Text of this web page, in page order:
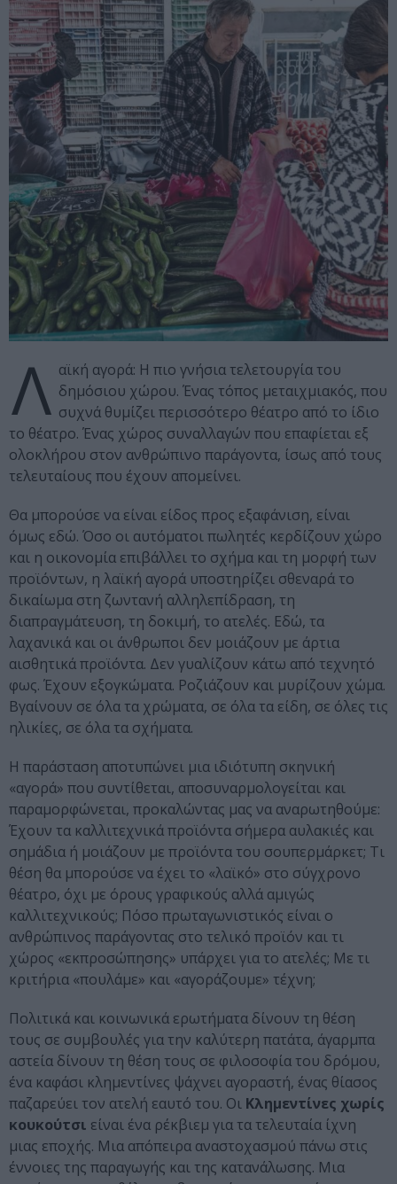
Λ αϊκή αγορά: Η πιο γνήσια τελετουργία του
δημόσιου χώρου. Ένας τόπος μεταιχμιακός, που
συχνά θυμίζει περισσότερο θέατρο από το ίδιο
το θέατρο. Ένας χώρος συναλλαγών που επαφίεται εξ
ολοκλήρου στον ανθρώπινο παράγοντα, ίσως από τους
τελευταίους που έχουν απομείνει.
Θα μπορούσε να είναι είδος προς εξαφάνιση, είναι
όμως εδώ. Όσο οι αυτόματοι πωλητές κερδίζουν χώρο
και η οικονομία επιβάλλει το σχήμα και τη μορφή των
προϊόντων, η λαϊκή αγορά υποστηρίζει σθεναρά το
δικαίωμα στη ζωντανή αλληλεπίδραση, τη
διαπραγμάτευση, τη δοκιμή, το ατελές. Εδώ, τα
λαχανικά και οι άνθρωποι δεν μοιάζουν με άρτια
αισθητικά προϊόντα. Δεν γυαλίζουν κάτω από τεχνητό
φως. Έχουν εξογκώματα. Ροζιάζουν και μυρίζουν χώμα.
Βγαίνουν σε όλα τα χρώματα, σε όλα τα είδη, σε όλες τις
ηλικίες, σε όλα τα σχήματα.
Η παράσταση αποτυπώνει μια ιδιότυπη σκηνική
«αγορά» που συντίθεται, αποσυναρμολογείται και
παραμορφώνεται, προκαλώντας μας να αναρωτηθούμε:
Έχουν τα καλλιτεχνικά προϊόντα σήμερα αυλακιές και
σημάδια ή μοιάζουν με προϊόντα του σουπερμάρκετ; Τι
θέση θα μπορούσε να έχει το «λαϊκό» στο σύγχρονο
θέατρο, όχι με όρους γραφικούς αλλά αμιγώς
καλλιτεχνικούς; Πόσο πρωταγωνιστικός είναι ο
ανθρώπινος παράγοντας στο τελικό προϊόν και τι
χώρος «εκπροσώπησης» υπάρχει για το ατελές; Με τι
κριτήρια «πουλάμε» και «αγοράζουμε» τέχνη;
Πολιτικά και κοινωνικά ερωτήματα δίνουν τη θέση
τους σε συμβουλές για την καλύτερη πατάτα, άγαρμπα
αστεία δίνουν τη θέση τους σε φιλοσοφία του δρόμου,
ένα καφάσι κλημεντίνες ψάχνει αγοραστή, ένας θίασος
παζαρεύει τον ατελή εαυτό του. Οι Κλημεντίνες χωρίς
κουκούτσι είναι ένα ρέκβιεμ για τα τελευταία ίχνη
μιας εποχής. Μια απόπειρα αναστοχασμού πάνω στις
έννοιες της παραγωγής και της κατανάλωσης. Μια